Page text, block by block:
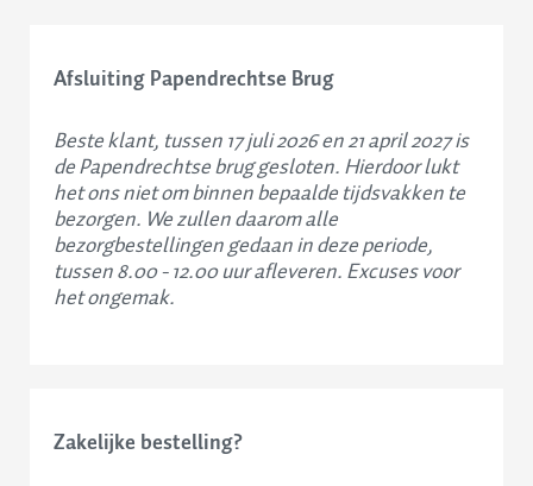
Afsluiting Papendrechtse Brug
Beste klant, tussen 17 juli 2026 en 21 april 2027 is
de Papendrechtse brug gesloten. Hierdoor lukt
het ons niet om binnen bepaalde tijdsvakken te
bezorgen. We zullen daarom alle
bezorgbestellingen gedaan in deze periode,
tussen 8.00 - 12.00 uur afleveren. Excuses voor
het ongemak.
Zakelijke bestelling?